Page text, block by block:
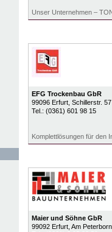
Unser Unternehmen –
EFG Trockenbau GbR
99096 Erfurt, Schillerstr. 57
Tel.: (0361) 601 98 15
Komplettlösungen für den
Maier und Söhne GbR
99092 Erfurt, Am